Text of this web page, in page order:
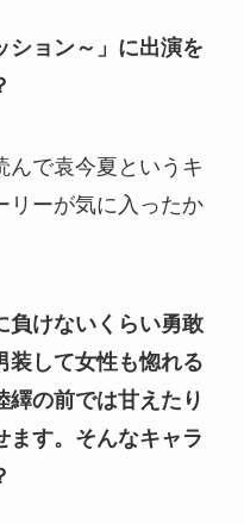
ション～」に出演を
んで袁今夏というキ
リーが気に入ったか
負けないくらい勇敢
装して女性も惚れる
繹の前では甘えたり
ます。そんなキャラ